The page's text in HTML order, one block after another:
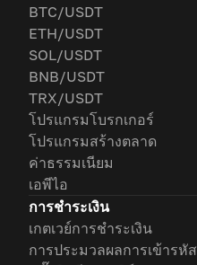
BTC/USDT
ETH/USDT
SOL/USDT
BNB/USDT
TRX/USDT
โปรแกรมโบรกเกอร์
โปรแกรมสร้างตลาด
ค่าธรรมเนียม
เอพีไอ
การชำระเงิน
เกตเวย์การชำระเงิน
การประมวลผลการเข้ารหัส